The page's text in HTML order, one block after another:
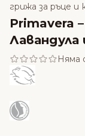
грижа за ръце и
Primavera
Лавандула
Няма